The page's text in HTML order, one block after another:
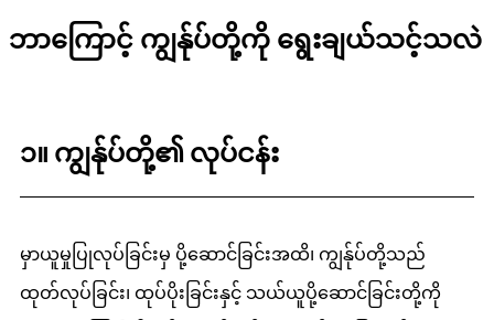
ဘာကြောင့် ကျွန်ုပ်တို့ကို ရွေးချယ်သင့်သလဲ
၁။ ကျွန်ုပ်တို့၏ လုပ်ငန်း
မှာယူမှုပြုလုပ်ခြင်းမှ ပို့ဆောင်ခြင်းအထိ၊ ကျွန်ုပ်တို့သည်
ထုတ်လုပ်ခြင်း၊ ထုပ်ပိုးခြင်းနှင့် သယ်ယူပို့ဆောင်ခြင်းတို့ကို